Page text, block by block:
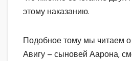
этому наказанию.
Подобное тому мы читаем
Авигу – сыновей Аарона,